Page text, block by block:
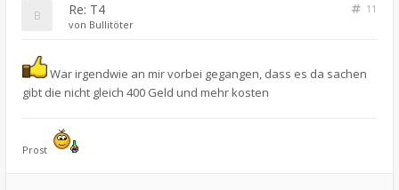
Re: T4
11
von Bullitöter
War irgendwie an mir vorbei gegangen, dass es da sachen
gibt die nicht gleich 400 Geld und mehr kosten
Prost